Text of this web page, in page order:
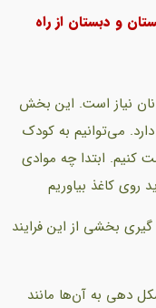
و دبستان از راه
نیاز است. این بخش
می‌توانیم به کودک
کنیم. ابتدا چه موادی
روی کاغذ بیاوریم
گیری بخشی از این فرایند
دهی به آن‌ها مانند